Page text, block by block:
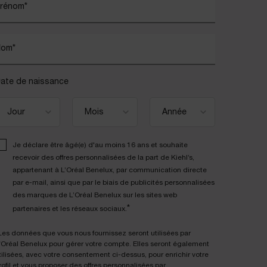
*
*
de naissance
Je déclare être âgé(e) d'au moins 16 ans et souhaite
recevoir des offres personnalisées de la part de Kiehl’s,
appartenant à L’Oréal Benelux, par communication directe
par e-mail, ainsi que par le biais de publicités personnalisées
des marques de L’Oréal Benelux sur les sites web
partenaires et les réseaux sociaux. *
données que vous nous fournissez seront utilisées par
Benelux pour gérer votre compte. Elles seront également
avec votre consentement ci-dessus, pour enrichir votre
et vous proposer des offres personnalisées par